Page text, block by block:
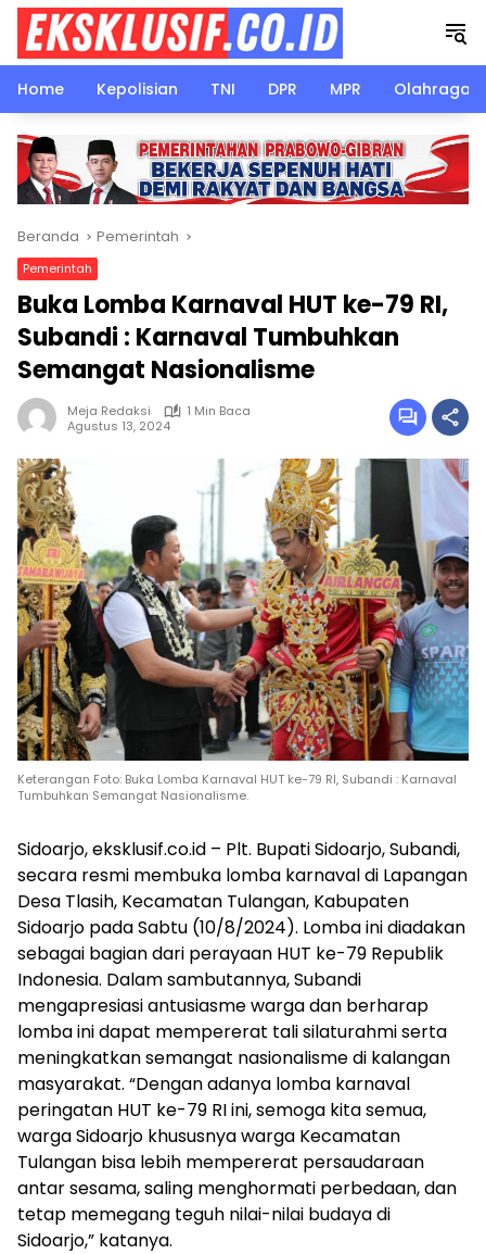
Langsung
konten
Home
Kepolisian TNI DPR MPR Olahraga
Beranda Pemerintah
Pemerintah
Buka Lomba Karnaval HUT ke-79 RI,
Subandi : Karnaval Tumbuhkan
Semangat Nasionalisme
Meja Redaksi
1 Min Baca
Agustus 13, 2024
Keterangan Foto: Buka Lomba Karnaval HUT ke-79 RI, Subandi : Karnaval
Tumbuhkan Semangat Nasionalisme.
Sidoarjo, eksklusif.co.id – Plt. Bupati Sidoarjo, Subandi,
secara resmi membuka lomba karnaval di Lapangan
Desa Tlasih, Kecamatan Tulangan, Kabupaten
Sidoarjo pada Sabtu (10/8/2024). Lomba ini diadakan
sebagai bagian dari perayaan HUT ke-79 Republik
Indonesia. Dalam sambutannya, Subandi
mengapresiasi antusiasme warga dan berharap
lomba ini dapat mempererat tali silaturahmi serta
meningkatkan semangat nasionalisme di kalangan
masyarakat. “Dengan adanya lomba karnaval
peringatan HUT ke-79 RI ini, semoga kita semua,
warga Sidoarjo khususnya warga Kecamatan
Tulangan bisa lebih mempererat persaudaraan
antar sesama, saling menghormati perbedaan, dan
tetap memegang teguh nilai-nilai budaya di
Sidoarjo,” katanya.